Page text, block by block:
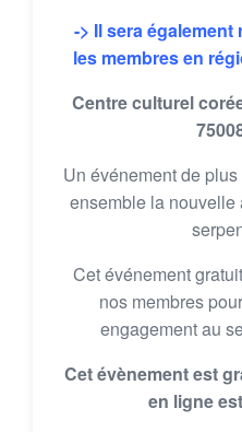
-> Il sera
les membres en
Centre culturel
Un événement de
ensemble la nouvelle
Cet événement
nos membres
engagement au
Cet évènement est
en ligne